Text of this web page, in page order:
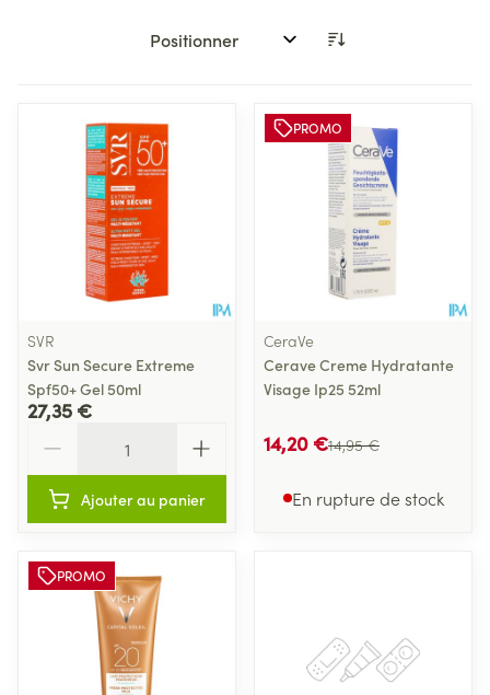
Trier par:
SVR
Svr Sun Secure Extreme
Spf50+ Gel 50ml
27,35 €
Ajouter au panier
PROMO
CeraVe
Cerave Creme Hydratante
Visage Ip25 52ml
14,95 €
14,20 €
En rupture de stock
PROMO